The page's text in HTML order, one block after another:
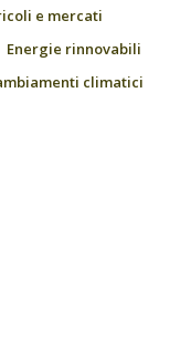
e mercati
Energie rinnovabili
climatici